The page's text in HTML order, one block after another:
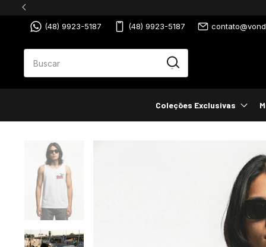
(48) 9923-5187 (48) 9923-5187
Coleções Exclusivas